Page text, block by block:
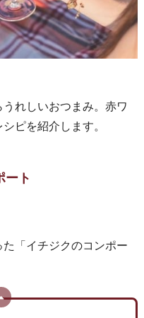
れしいおつまみ。赤ワ
ピを紹介します。
ート
「イチジクのコンポー